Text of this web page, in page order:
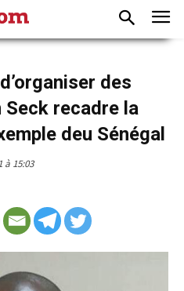
des
recadre la
deu Sénégal
à 15:03